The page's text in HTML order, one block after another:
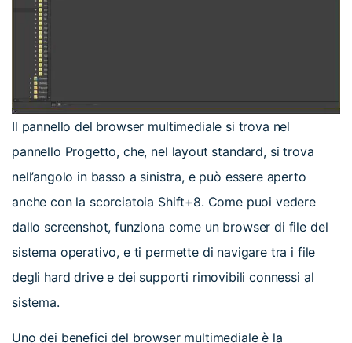
Il pannello del browser multimediale si trova nel
pannello Progetto, che, nel layout standard, si trova
nell’angolo in basso a sinistra, e può essere aperto
anche con la scorciatoia Shift+8. Come puoi vedere
dallo screenshot, funziona come un browser di file del
sistema operativo, e ti permette di navigare tra i file
degli hard drive e dei supporti rimovibili connessi al
sistema.
Uno dei benefici del browser multimediale è la